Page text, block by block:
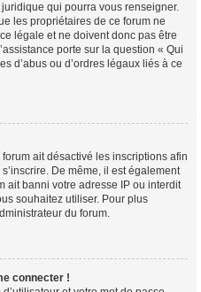
qui pourra vous renseigner.
les propriétaires de ce forum ne
légale et ne doivent donc pas être
porte sur la question « Qui
d’abus ou d’ordres légaux liés à ce
forum ait désactivé les inscriptions afin
De même, il est également
ait banni votre adresse IP ou interdit
souhaitez utiliser. Pour plus
du forum.
connecter !